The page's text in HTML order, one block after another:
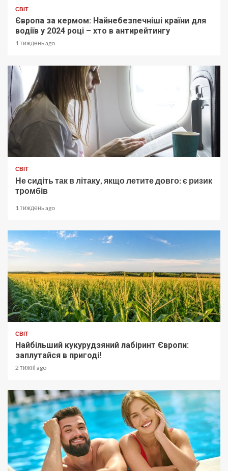
СВІТ
Європа за кермом: Найнебезпечніші країни для
водіїв у 2024 році – хто в антирейтингу
1 тиждень ago
СВІТ
Не сидіть так в літаку, якщо летите довго: є ризик
тромбів
1 тиждень ago
СВІТ
Найбільший кукурудзяний лабіринт Європи:
заплутайся в пригоді!
2 тижні ago